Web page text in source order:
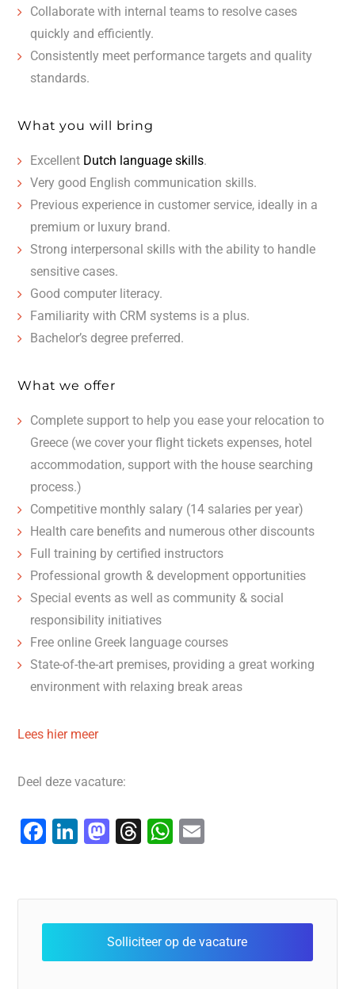
Collaborate with internal teams to resolve cases
quickly and efficiently.
Consistently meet performance targets and quality
standards.
What you will bring
Excellent Dutch language skills.
Very good English communication skills.
Previous experience in customer service, ideally in a
premium or luxury brand.
Strong interpersonal skills with the ability to handle
sensitive cases.
Good computer literacy.
Familiarity with CRM systems is a plus.
Bachelor’s degree preferred.
What we offer
Complete support to help you ease your relocation to
Greece (we cover your flight tickets expenses, hotel
accommodation, support with the house searching
process.)
Competitive monthly salary (14 salaries per year)
Health care benefits and numerous other discounts
Full training by certified instructors
Professional growth & development opportunities
Special events as well as community & social
responsibility initiatives
Free online Greek language courses
State-of-the-art premises, providing a great working
environment with relaxing break areas
Lees hier meer
Deel deze vacature:
F
e
b
o
Li
e
dI
n
M
o
d
o
T
a
d
s
W
s
A
p
l